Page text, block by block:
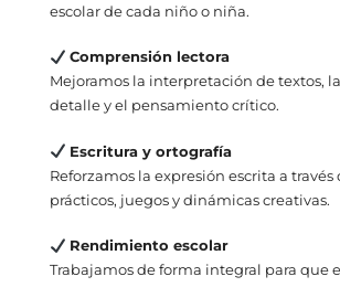
escolar de cada niño o niña.
Comprensión lectora
Mejoramos la interpretación de textos,
detalle y el pensamiento crítico.
Escritura y ortografía
Reforzamos la expresión escrita a través
prácticos, juegos y dinámicas creativas.
Rendimiento escolar
Trabajamos de forma integral para que